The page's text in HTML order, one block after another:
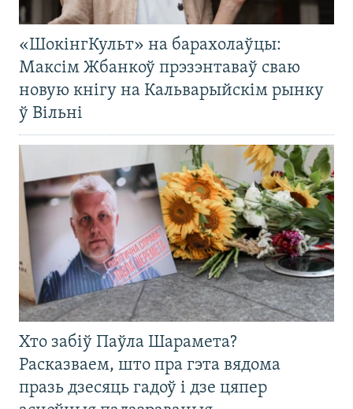
«ШокінгКульт» на барахолаўцы:
Максім Жбанкоў прэзэнтаваў сваю
новую кнігу на Кальварыйскім рынку
ў Вільні
Хто забіў Паўла Шарамета?
Расказваем, што пра гэта вядома
празь дзесяць гадоў і дзе цяпер